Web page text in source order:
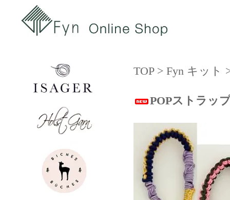
TOP> Fyn キット
POPストラッ